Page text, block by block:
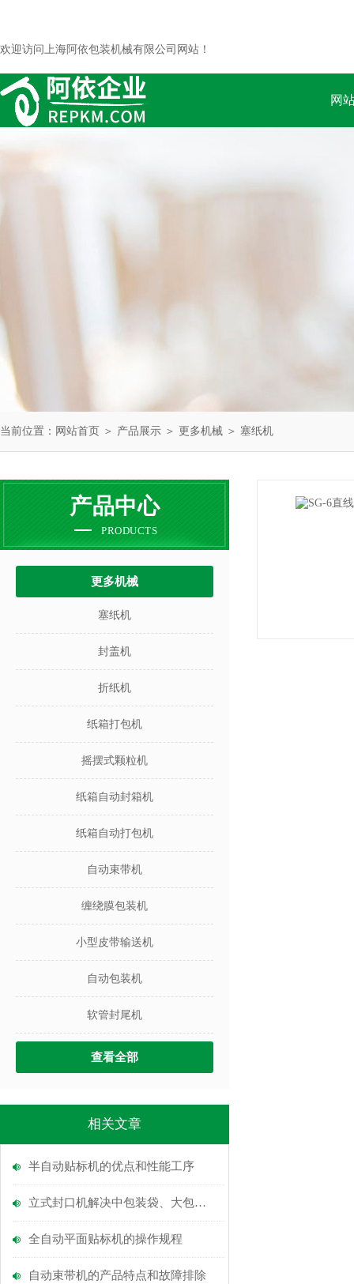
欢迎访问上海阿依包装机械有限公司网站！
网
当前位置： 网站首页 ＞ 产品展示 ＞ 更多机械 ＞ 塞纸机
产品中心
PRODUCTS
更多机械
塞纸机
封盖机
折纸机
纸箱打包机
摇摆式颗粒机
纸箱自动封箱机
纸箱自动打包机
自动束带机
缠绕膜包装机
小型皮带输送机
自动包装机
软管封尾机
查看全部
相关文章
半自动贴标机的优点和性能工序
立式封口机解决中包装袋、大包装袋
全自动平面贴标机的操作规程
自动束带机的产品特点和故障排除